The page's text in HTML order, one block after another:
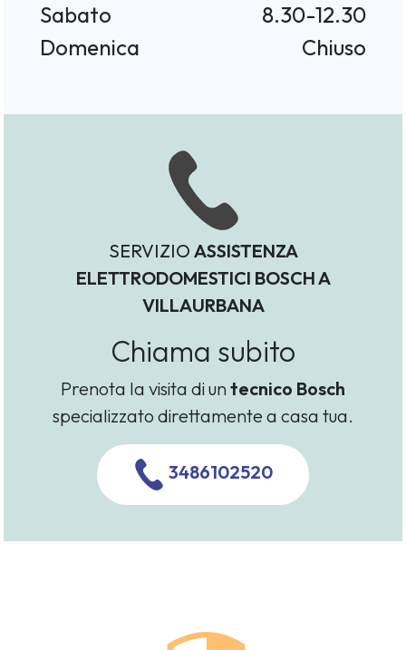
Sabato
8.30-12.30
Domenica
Chiuso
SERVIZIO ASSISTENZA
ELETTRODOMESTICI BOSCH A
VILLAURBANA
Chiama subito
Prenota la visita di untecnico Bosch
specializzato direttamente a casa tua.
3486102520